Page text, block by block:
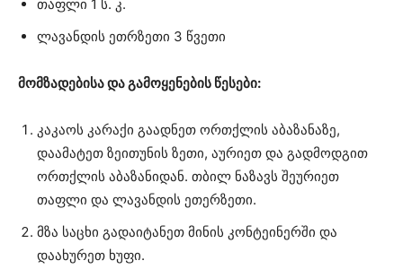
თაფლი 1 ს. კ.
ლავანდის ეთრზეთი 3 წვეთი
მომზადებისა და გამოყენების წესები:
კაკაოს კარაქი გაადნეთ ორთქლის აბაზანაზე,
დაამატეთ ზეითუნის ზეთი, აურიეთ და გადმოდგით
ორთქლის აბაზანიდან. თბილ ნაზავს შეურიეთ
თაფლი და ლავანდის ეთერზეთი.
მზა საცხი გადაიტანეთ მინის კონტეინერში და
დაახურეთ ხუფი.